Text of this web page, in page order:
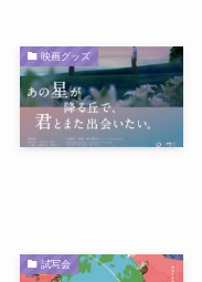
映画グッズ
試写会